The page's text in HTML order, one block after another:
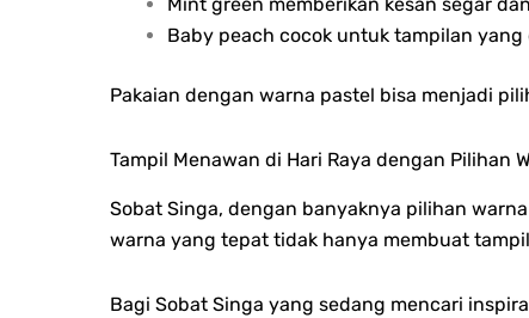
Mint green memberikan kesan segar
Baby peach cocok untuk tampilan
Pakaian dengan warna pastel bisa menjadi
Tampil Menawan di Hari Raya dengan Pilihan
Sobat Singa, dengan banyaknya pilihan
warna yang tepat tidak hanya membuat
Bagi Sobat Singa yang sedang mencari